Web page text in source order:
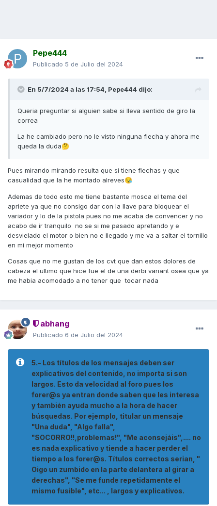
Pepe444
Publicado 5 de Julio del 2024
En 5/7/2024 a las 17:54, Pepe444 dijo:
Queria preguntar si alguien sabe si lleva sentido de giro la
correa
La he cambiado pero no le visto ninguna flecha y ahora me
queda la duda🤔
Pues mirando mirando resulta que si tiene flechas y que
casualidad que la he montado alreves😪
Ademas de todo esto me tiene bastante mosca el tema del
apriete ya que no consigo dar con la llave para bloquear el
variador y lo de la pistola pues no me acaba de convencer y no
acabo de ir tranquilo no se si me pasado apretando y e
desvielado el motor o bien no e llegado y me va a saltar el tornillo
en mi mejor momento
Cosas que no me gustan de los cvt que dan estos dolores de
cabeza el ultimo que hice fue el de una derbi variant osea que ya
me habia acomodado a no tener que tocar nada
abhang
Publicado 6 de Julio del 2024
5.- Los títulos de los mensajes deben ser
explicativos del contenido, no importa si son
largos. Esto da velocidad al foro pues los
forer@s ya entran donde saben que les interesa
y también ayuda mucho a la hora de hacer
búsquedas. Por ejemplo, titular un mensaje
"Una duda", "Algo falla",
"SOCORRO!!,problemas!", "Me aconsejáis",.... no
es nada explicativo y tiende a hacer perder el
tiempo a los forer@s. Títulos correctos serian, "
Oigo un zumbido en la parte delantera al girar a
derechas", "Se me funde repetidamente el
mismo fusible", etc... , largos y explicativos.